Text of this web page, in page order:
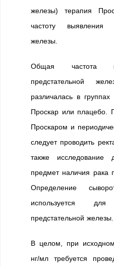
железы) терапия
частоту выявления
железы.
Общая частота
предстательной
различалась в
Проскар или плацебо.
Проскаром и
следует проводить
также исследование
предмет наличия рака
Определение
используется
предстательной железы.
В целом, при
нг/мл требуется